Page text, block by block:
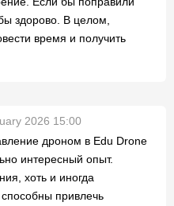
здорово. В целом,
время и получить
2026 15:00
дроном в Edu Drone
интересный опыт.
хоть и иногда
привлечь